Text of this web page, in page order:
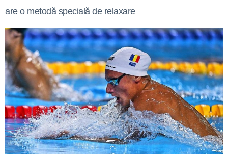
are o metodă specială de relaxare